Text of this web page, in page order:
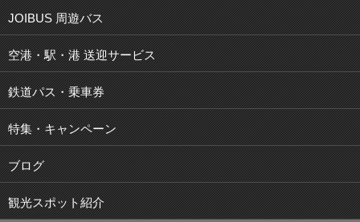
JOIBUS 周遊バス
空港・駅・港 送迎サービス
鉄道パス・乗車券
特集・キャンペーン
ブログ
観光スポット紹介